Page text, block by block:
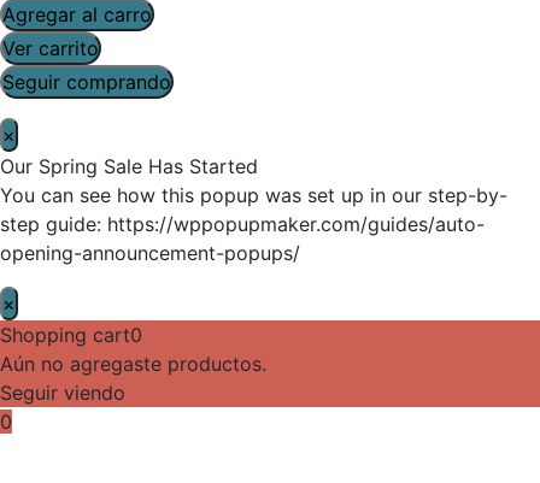
Agregar al carro
Ver carrito
Seguir comprando
×
Our Spring Sale Has Started
You can see how this popup was set up in our step-by-
step guide: https://wppopupmaker.com/guides/auto-
opening-announcement-popups/
×
Shopping cart0
Aún no agregaste productos.
Seguir viendo
0